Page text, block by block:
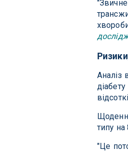
Аналіз
типу на
"Це